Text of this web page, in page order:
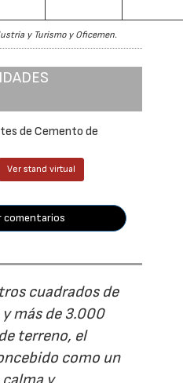
y Turismo y Oficemen.
de Cemento de
Ver stand virtual
comentarios
cuadrados de
más de 3.000
terreno, el
como un